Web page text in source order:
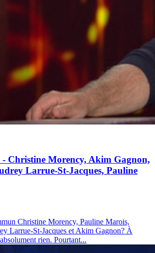
- Christine Morency, Akim Gagnon,
Larrue-St-Jacques, Pauline
Christine Morency, Pauline Marois,
Larrue-St-Jacques et Akim Gagnon? À
rien. Pourtant...